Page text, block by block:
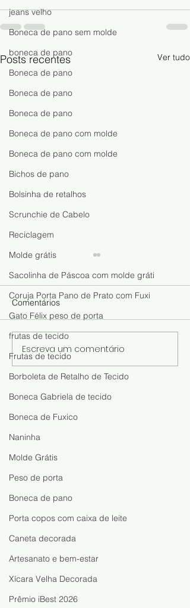
jeans velho
Boneca de pano sem molde
boneca de pano
Boneca de pano
Boneca de pano
Boneca de pano
Boneca de pano com molde
Boneca de pano com molde
Bichos de pano
Bolsinha de retalhos
Scrunchie de Cabelo
Reciclagem
Molde grátis
Sacolinha de Páscoa com molde gráti
Coruja Porta Pano de Prato com Fuxi
Gato Félix peso de porta
frutas de tecido
Frutas de tecido
Borboleta de Retalho de Tecido
Boneca Gabriela de tecido
Boneca de Fuxico
Naninha
Molde Grátis
Peso de porta
Boneca de pano
Porta copos com caixa de leite
Caneta decorada
Artesanato e bem-estar
Xícara Velha Decorada
Prêmio iBest 2026
Posts recentes Ver tudo
Artesanato com Latas e
Jeans: Ideia Fácil para
Fazer e Vender
Comentários
Escreva um comentário